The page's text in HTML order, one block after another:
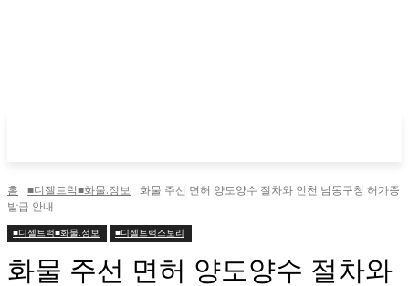
홈 ■디젤트럭■화물.정보
화물 주선 면허 양도양수 절차와 인천 남동구청 허가증
발급 안내
■디젤트럭■화물.정보 ■디젤트럭스토리
화물 주선 면허 양도양수 절차와